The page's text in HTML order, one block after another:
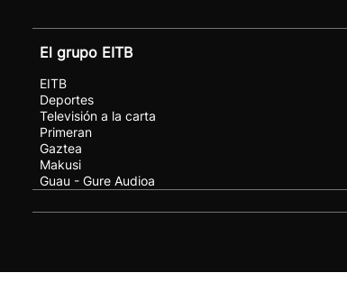
El grupo EITB
EITB
Deportes
Televisión a la carta
Primeran
Gaztea
Makusi
Guau - Gure Audioa